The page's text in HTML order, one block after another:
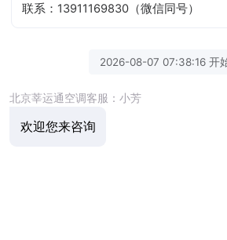
联系：13911169830（微信同号）
2026-08-07 07:38:16 开
北京莘运通空调客服：小芳
欢迎您来咨询